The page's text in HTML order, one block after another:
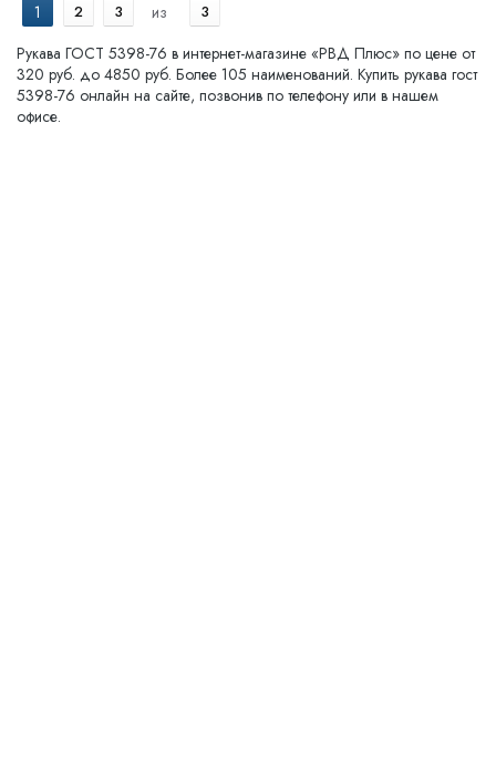
1 2 3 из 3
Рукава ГОСТ 5398-76 в интернет-магазине «РВД Плюс» по цене от
320 руб. до 4850 руб. Более 105 наименований. Купить рукава гост
5398-76 онлайн на сайте, позвонив по телефону или в нашем
офисе.